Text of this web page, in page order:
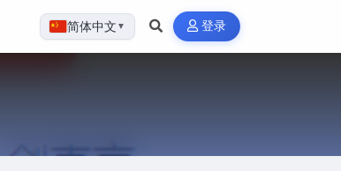
简体中文 ▼ 登录